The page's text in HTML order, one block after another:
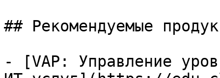
## Рекомендуемые
- [VAP: Управление